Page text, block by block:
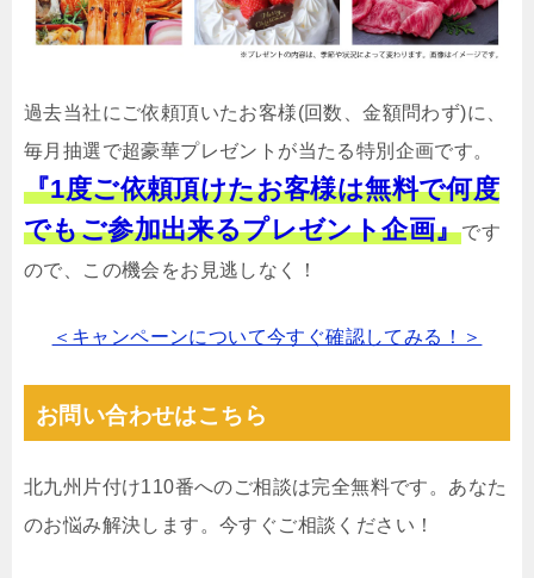
過去当社にご依頼頂いたお客様(回数、金額問わず)に、
毎月抽選で超豪華プレゼントが当たる特別企画です。
『1度ご依頼頂けたお客様は無料で何度
でもご参加出来るプレゼント企画』です
ので、この機会をお見逃しなく！
＜キャンペーンについて今すぐ確認してみる！＞
お問い合わせはこちら
北九州片付け110番へのご相談は完全無料です。あなた
のお悩み解決します。今すぐご相談ください！